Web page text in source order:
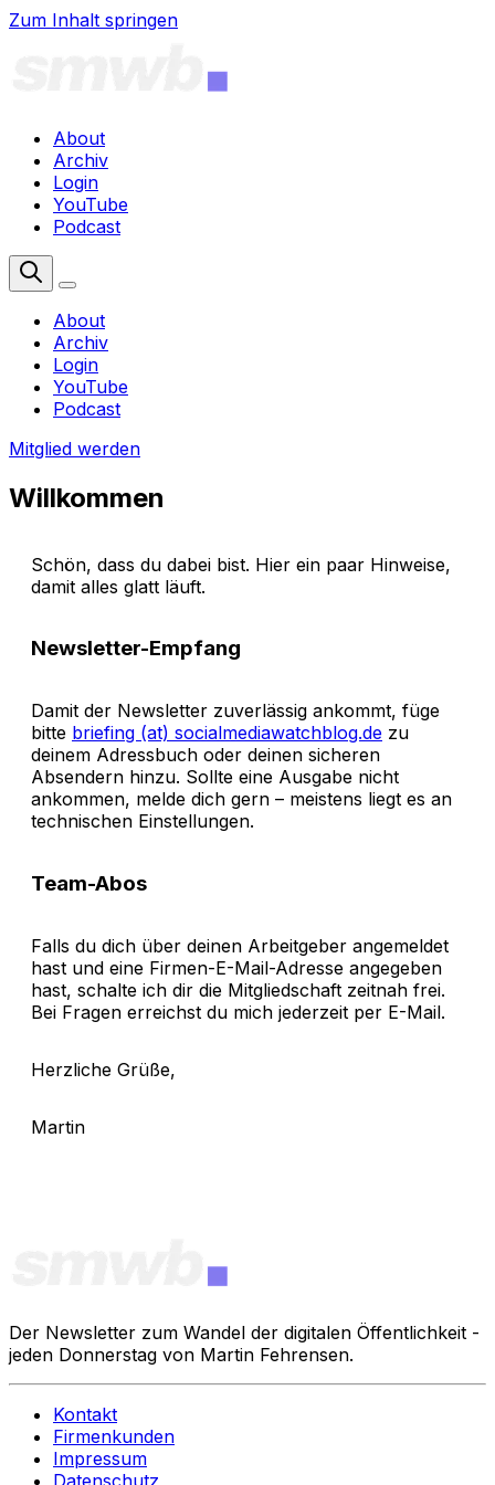
Zum Inhalt springen
About
Archiv
Login
YouTube
Podcast
About
Archiv
Login
YouTube
Podcast
Mitglied werden
Willkommen
Schön, dass du dabei bist. Hier ein paar Hinweise,
damit alles glatt läuft.
Newsletter-Empfang
Damit der Newsletter zuverlässig ankommt, füge
bitte briefing (at) socialmediawatchblog.de zu
deinem Adressbuch oder deinen sicheren
Absendern hinzu. Sollte eine Ausgabe nicht
ankommen, melde dich gern – meistens liegt es an
technischen Einstellungen.
Team-Abos
Falls du dich über deinen Arbeitgeber angemeldet
hast und eine Firmen-E-Mail-Adresse angegeben
hast, schalte ich dir die Mitgliedschaft zeitnah frei.
Bei Fragen erreichst du mich jederzeit per E-Mail.
Herzliche Grüße,
Martin
Der Newsletter zum Wandel der digitalen Öffentlichkeit -
jeden Donnerstag von Martin Fehrensen.
Kontakt
Firmenkunden
Impressum